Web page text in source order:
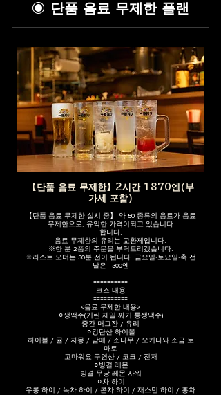
◉ 단품 음료 무제한 플랜
【단품 음료 무제한】2시간 1870엔(부
가세 포함)
【단품 음료 무제한 실시 중】 약 50 종류의 음료가 음료
무제한으로, 유익한 가격이되고 있습니다
합니다.
음료 무제한의 유리는 교환제입니다.
※한 분 2품의 주문을 부탁드리겠습니다.
※라스트 오더는 30분 전이 됩니다. 금요일·토요일·축 전
날은 +300엔
==========
코스 내용
==========
<음료 무제한 내용>
⚪︎생맥주(기린 제일 짜기 통생맥주)
중간 머그잔 / 유리
⚪︎강탄산 하이볼
하이볼 / 귤 / 자몽 / 남매 / 소나무 / 오키나와 소금 토
마토
고마워요 구연산 / 코크 / 진저
⚪︎빙결 레몬
빙결 무당 레몬 사워
⚪︎차 하이
우롱 하이 / 녹차 하이 / 콘차 하이 / 재스민 하이 / 홍차